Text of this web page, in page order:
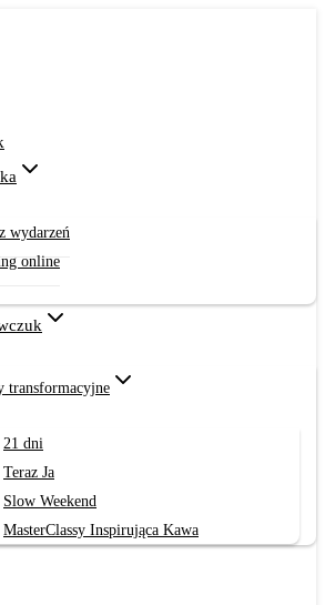
wydarzeń
online
transformacyjne
21 dni
Teraz Ja
Slow Weekend
MasterClassy Inspirująca Kawa